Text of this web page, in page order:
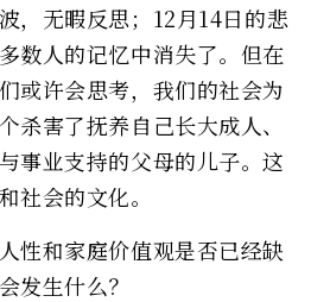
，无暇反思；12月14日的悲
数人的记忆中消失了。但在
或许会思考，我们的社会为
杀害了抚养自己长大成人、
事业支持的父母的儿子。这
社会的文化。
性和家庭价值观是否已经缺
发生什么？